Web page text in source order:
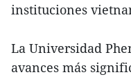
instituciones
La Universidad
avances más